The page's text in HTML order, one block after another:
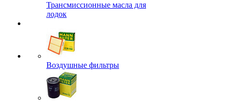
Трансмиссионные масла для
лодок
Воздушные фильтры